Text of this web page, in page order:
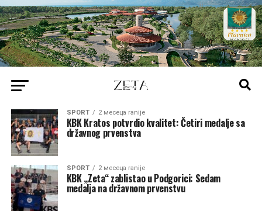
SPORT 2 месеца ranije
KBK Kratos potvrdio kvalitet: Četiri medalje sa
državnog prvenstva
SPORT 2 месеца ranije
KBK „Zeta“ zablistao u Podgorici: Sedam
medalja na državnom prvenstvu